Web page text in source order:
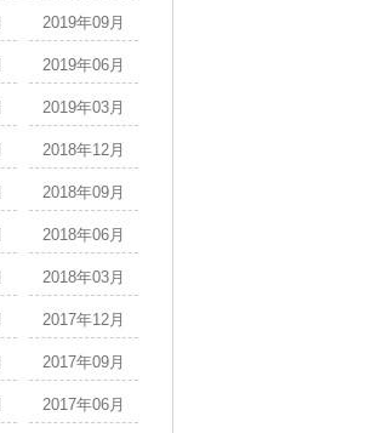
2019年09月
2019年06月
2019年03月
2018年12月
2018年09月
2018年06月
2018年03月
2017年12月
2017年09月
2017年06月